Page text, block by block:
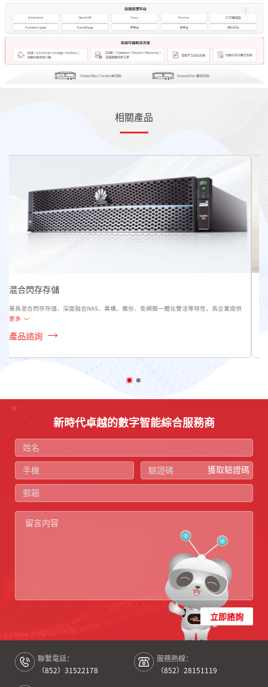
相關產品
混合閃存存儲
華爲混合閃存存儲，深度融合NAS、異構、備份、免網關一體化雙活等特性，爲企業提供
更多
產品諮詢
新時代卓越的數字智能綜合服務商
獲取驗證碼
立即諮詢
聯繫電話：
（852）31522178
服務熱線：
（852）28151119